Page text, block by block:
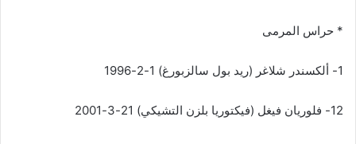
* حراس المرمى
1- ألكسندر شلاغر (ريد بول سالزبورغ) 1-2-1996
12- فلوريان فيغل (فيكتوريا بلزن التشيكي) 21-3-2001